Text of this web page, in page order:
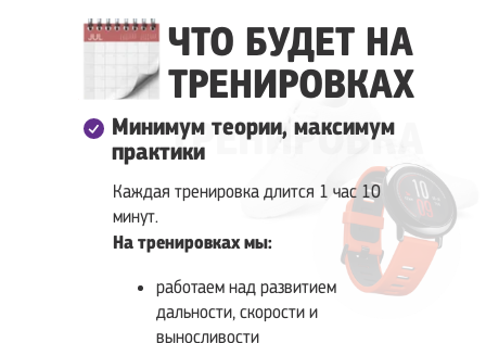
ЧТО БУДЕТ НА
ТРЕНИРОВКАХ
Минимум теории, максимум
практики
Каждая тренировка длится 1 час 10
минут.
На тренировках мы:
работаем над развитием
дальности, скорости и
выносливости
ТРЕНИРОВКА